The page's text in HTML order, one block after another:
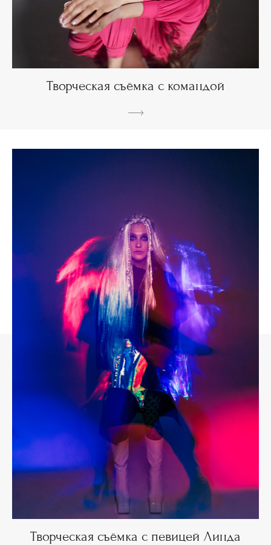
Творческая съёмка с командой
Творческая съёмка с певицей Линда